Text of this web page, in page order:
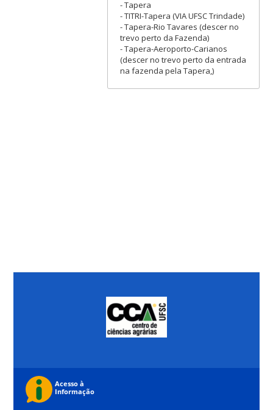
- Tapera
- TITRI-Tapera (VIA UFSC Trindade)
- Tapera-Rio Tavares (descer no
trevo perto da Fazenda)
- Tapera-Aeroporto-Carianos
(descer no trevo perto da entrada
na fazenda pela Tapera,)